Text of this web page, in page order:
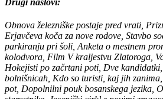
Obnova železniške postaje pred vrati,
Erjavčeva koča za nove rodove, Stavbo
parkiranju pri šoli, Anketa o mestnem
kolodvora, Film V kraljestvu Zlatoroga,
Hokejisti po začrtani poti, Dve
bolnišnicah, Kdo so turisti, kaj jih
pot, Dopolnilni pouk bosanskega jezika,